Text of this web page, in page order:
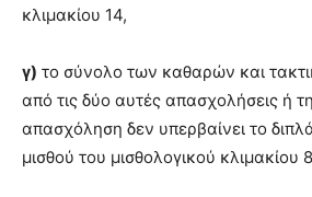
κλιμακίου 14,
γ) το σύνολο των καθαρών και
από τις δύο αυτές απασχολήσεις ή
απασχόληση δεν υπερβαίνει το
μισθού του μισθολογικού κλιμακίου